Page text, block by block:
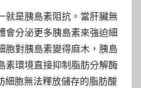
就是胰島素阻抗。當肝臟無
會分泌更多胰島素來強迫細
胞對胰島素變得麻木，胰島
素環境直接抑制脂肪分解酶
細胞無法釋放儲存的脂肪酸